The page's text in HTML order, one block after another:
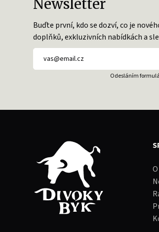
Newsletter
Buďte první, kdo se dozví, co je
doplňků, exkluzivních nabídkách a
Odesláním